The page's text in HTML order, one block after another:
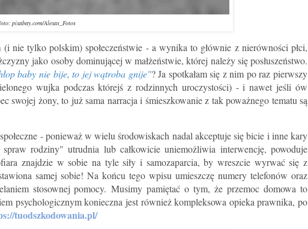
pixabay.com/Alexas_Fotos
nie tylko polskim) społeczeństwie - a wynika to głównie z nierówności płci,
jako osoby dominującej w małżeństwie, której należy się posłuszeństwo.
baby nie bije, to jej wątroba gnije"? Ja spotkałam się z nim po raz pierwszy
wujka podczas którejś z rodzinnych uroczystości) - i nawet jeśli ów
swojej żony, to już sama narracja i śmieszkowanie z tak poważnego tematu są
- ponieważ w wielu środowiskach nadal akceptuje się bicie i inne kary
rodziny" utrudnia lub całkowicie uniemożliwia interwencję, powoduje
znajdzie w sobie na tyle siły i samozaparcia, by wreszcie wyrwać się z
samej sobie! Na końcu tego wpisu umieszczę numery telefonów oraz
stosownej pomocy.Musimy pamiętać o tym, że przemoc domowa to
psychologicznym konieczna jest również kompleksowa opieka prawnika, po
tuodszkodowania.pl/